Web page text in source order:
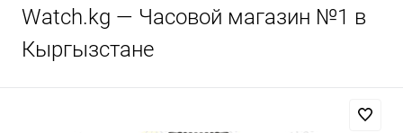
Watch.kg — Часовой магазин №1 в
Кыргызстане